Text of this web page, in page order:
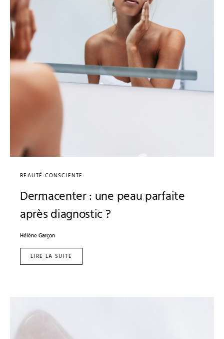
BEAUTÉ CONSCIENTE
Dermacenter : une peau parfaite
après diagnostic ?
Hélène Garçon
LIRE LA SUITE